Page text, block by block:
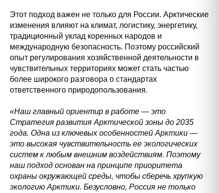
Этот подход важен не только для России. Арктические
изменения влияют на климат, логистику, энергетику,
традиционный уклад коренных народов и
международную безопасность. Поэтому российский
опыт регулирования хозяйственной деятельности в
чувствительных территориях может стать частью
более широкого разговора о стандартах
ответственного природопользования.
«Наш главный ориентир в работе — это
Стратегия развития Арктической зоны до 2035
года. Одна из ключевых особенностей Арктики —
это высокая чувствительность ее экологических
систем к любым внешним воздействиям. Поэтому
наш подход основан на принципе приоритета
охраны окружающей среды, чтобы сберечь хрупкую
экологию Арктики. Безусловно, Россия не только